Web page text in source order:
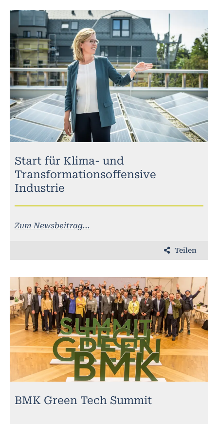
Start für Klima- und
Transformationsoffensive
Industrie
Zum Newsbeitrag...
Teilen
BMK Green Tech Summit